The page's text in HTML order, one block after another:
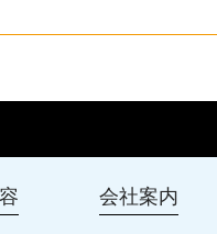
会社案内